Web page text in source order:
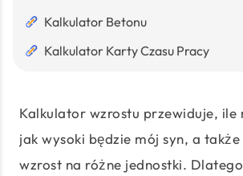
Kalkulator Betonu
Kalkulator Karty Czasu Pracy
Kalkulator wzrostu przewiduje, ile
jak wysoki będzie mój syn, a
wzrost na różne jednostki.